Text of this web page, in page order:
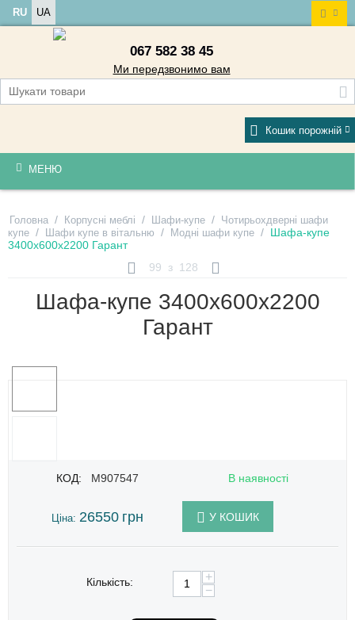
RU UA
067 582 38 45
Ми передзвонимо вам
Кошик порожній
МЕНЮ
Головна / Корпусні меблі / Шафи-купе / Чотирьохдверні шафи
купе / Шафи купе в вітальню / Модні шафи купе / Шафа-купе
3400х600х2200 Гарант
99
з 128
Шафа-купе 3400х600х2200
Гарант
КОД: M907547 В наявності
Ціна: 26550 грн У КОШИК
Кількість:
+
−